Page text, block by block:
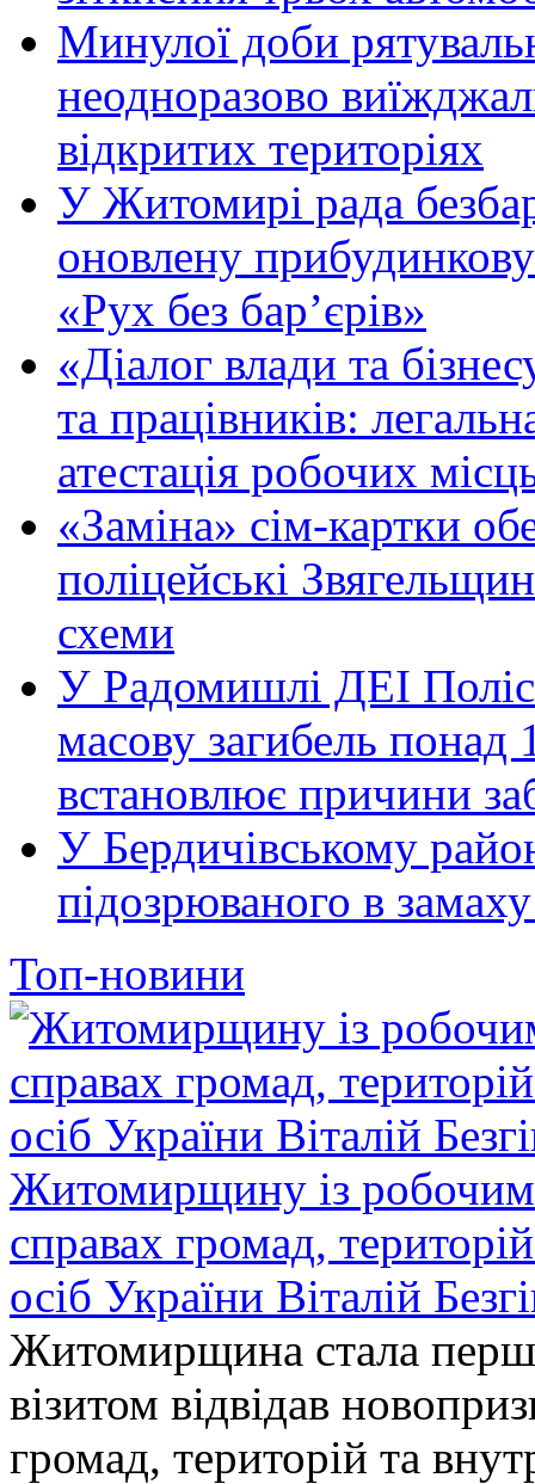
Минулої доби
неодноразово
відкритих територіях
У Житомирі рада
оновлену
«Рух без бар’єрів»
«Діалог влади та
та працівників:
атестація робочих
«Заміна» сім-картки
поліцейські
схеми
У Радомишлі ДЕІ
масову загибель понад
встановлює причини
У Бердичівському
підозрюваного в
Топ-новини
Житомирщину із робочим
справах громад,
осіб України Віталій
Житомирщина стала
візитом відвідав
громад, територій та